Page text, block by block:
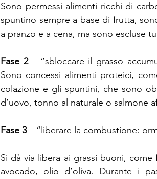
Sono permessi alimenti ricchi di
spuntino sempre a base di frutta,
a pranzo e a cena, ma sono escluse
Fase 2 – “sbloccare il grasso
Sono concessi alimenti proteici,
colazione e gli spuntini, che sono
d’uovo, tonno al naturale o salmone
Fase 3 – “liberare la combustione:
Si dà via libera ai grassi buoni,
avocado, olio d’oliva. Durante i